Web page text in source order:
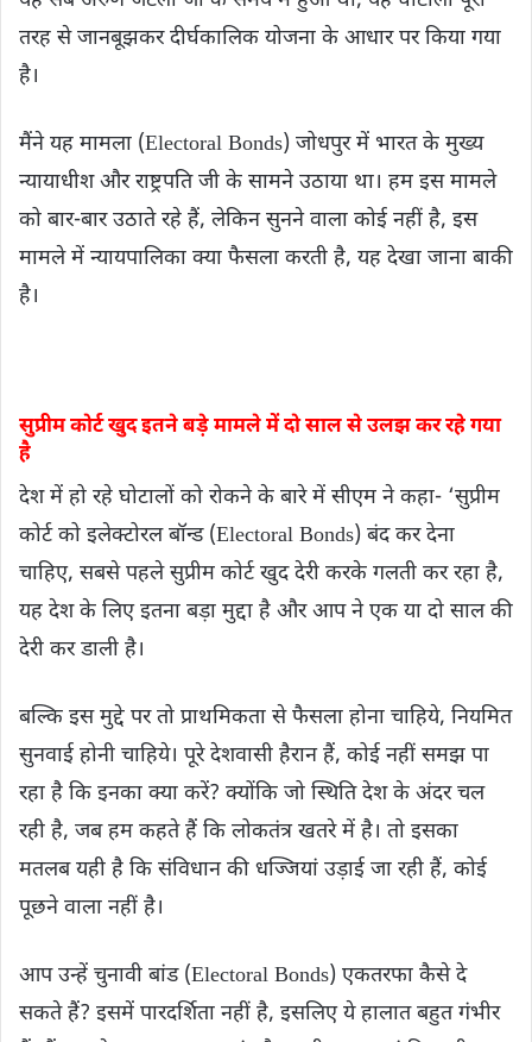
तरह से जानबूझकर दीर्घकालिक योजना के आधार पर किया गया
है।
मैंने यह मामला (Electoral Bonds) जोधपुर में भारत के मुख्य
न्यायाधीश और राष्ट्रपति जी के सामने उठाया था। हम इस मामले
को बार-बार उठाते रहे हैं, लेकिन सुनने वाला कोई नहीं है, इस
मामले में न्यायपालिका क्या फैसला करती है, यह देखा जाना बाकी
है।
सुप्रीम कोर्ट खुद इतने बड़े मामले में दो साल से उलझ कर रहे गया
है
देश में हो रहे घोटालों को रोकने के बारे में सीएम ने कहा- ‘सुप्रीम
कोर्ट को इलेक्टोरल बॉन्ड (Electoral Bonds) बंद कर देना
चाहिए, सबसे पहले सुप्रीम कोर्ट खुद देरी करके गलती कर रहा है,
यह देश के लिए इतना बड़ा मुद्दा है और आप ने एक या दो साल की
देरी कर डाली है।
बल्कि इस मुद्दे पर तो प्राथमिकता से फैसला होना चाहिये, नियमित
सुनवाई होनी चाहिये। पूरे देशवासी हैरान हैं, कोई नहीं समझ पा
रहा है कि इनका क्या करें? क्योंकि जो स्थिति देश के अंदर चल
रही है, जब हम कहते हैं कि लोकतंत्र खतरे में है। तो इसका
मतलब यही है कि संविधान की धज्जियां उड़ाई जा रही हैं, कोई
पूछने वाला नहीं है।
आप उन्हें चुनावी बांड (Electoral Bonds) एकतरफा कैसे दे
सकते हैं? इसमें पारदर्शिता नहीं है, इसलिए ये हालात बहुत गंभीर